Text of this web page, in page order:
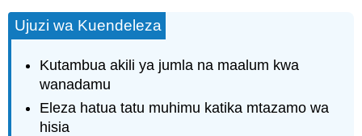
Ujuzi wa Kuendeleza
Kutambua akili ya jumla na maalum kwa
wanadamu
Eleza hatua tatu muhimu katika mtazamo wa
hisia